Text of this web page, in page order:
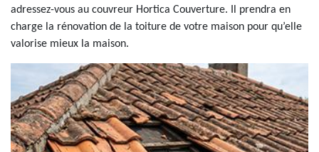
adressez-vous au couvreur Hortica Couverture. Il prendra en
charge la rénovation de la toiture de votre maison pour qu’elle
valorise mieux la maison.